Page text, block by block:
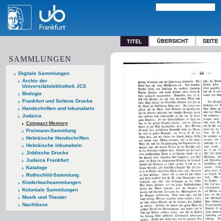
TITEL ÜBERSICHT SEITE
SAMMLUNGEN
Digitale Sammlungen
Archiv der
Universitätsbibliothek JCS
Biologie
Frankfurt und Seltene Drucke
Handschriften und Inkunabeln
Judaica
Compact Memory
Freimann-Sammlung
Hebräische Handschriften
Hebräische Inkunabeln
Jiddische Drucke
Judaica Frankfurt
Kataloge
Rothschild-Sammlung
Kinderbuchsammlungen
Koloniale Sammlungen
Musik und Theater
Nachlässe